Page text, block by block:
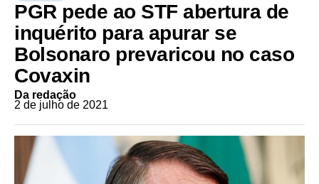
PGR pede ao STF abertura de
inquérito para apurar se
Bolsonaro prevaricou no caso
Covaxin
Da redação
2 de julho de 2021